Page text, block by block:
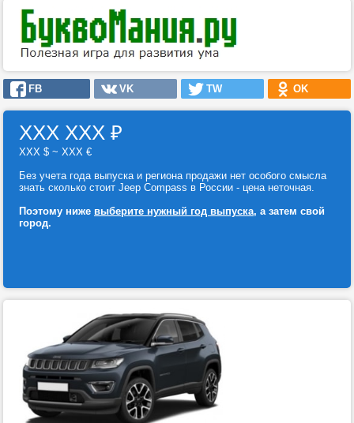
FB VK TW OK
ХХХ ХХХ ₽
ХХХ $ ~ ХХХ €
Без учета года выпуска и региона продажи нет особого смысла
знать сколько стоит Jeep Compass в России - цена неточная.
Поэтому ниже выберите нужный год выпуска, а затем свой
город.